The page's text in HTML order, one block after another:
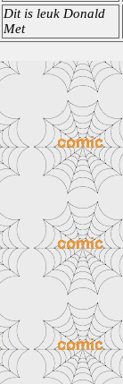
Dit is leuk Donald
Met